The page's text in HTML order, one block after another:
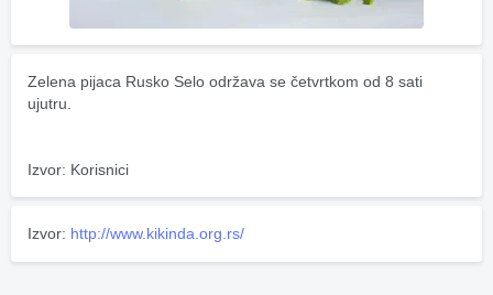
Zelena pijaca Rusko Selo održava se četvrtkom od 8 sati
ujutru.
Izvor: Korisnici
Izvor: http://www.kikinda.org.rs/